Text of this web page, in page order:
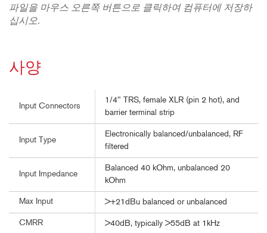
파일을 마우스 오른쪽 버튼으로 클릭하여 컴퓨터에 저장하
십시오.
사양
Input Connectors
1/4" TRS, female XLR (pin 2 hot), and
barrier terminal strip
Input Type
Electronically balanced/unbalanced, RF
filtered
Input Impedance
Balanced 40 kOhm, unbalanced 20
kOhm
Max Input >+21dBu balanced or unbalanced
CMRR >40dB, typically >55dB at 1kHz